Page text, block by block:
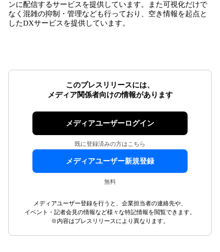
ンに配信するサービスを提供しています。また可視化だけで
なく混雑の抑制・管理なども行っており、空き情報を起点と
したDXサービスを提供しています。
このプレスリリースには、
メディア関係者向けの情報があります
メディアユーザーログイン
既に登録済みの方はこちら
メディアユーザー新規登録
無料
メディアユーザー登録を行うと、企業担当者の連絡先や、
イベント・記者会見の情報など様々な特記情報を閲覧できます。
※内容はプレスリリースにより異なります。